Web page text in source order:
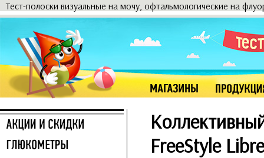
Тест-полоски визуальные на мочу, офтальмологические на
FreeStyle